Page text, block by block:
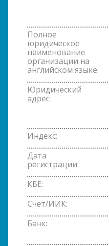
Полное
юридическое
наименование
организации на
английском языке:
Юридический
адрес:
Индекс:
Дата
регистрации:
КБЕ:
Счёт/ИИК:
Банк: